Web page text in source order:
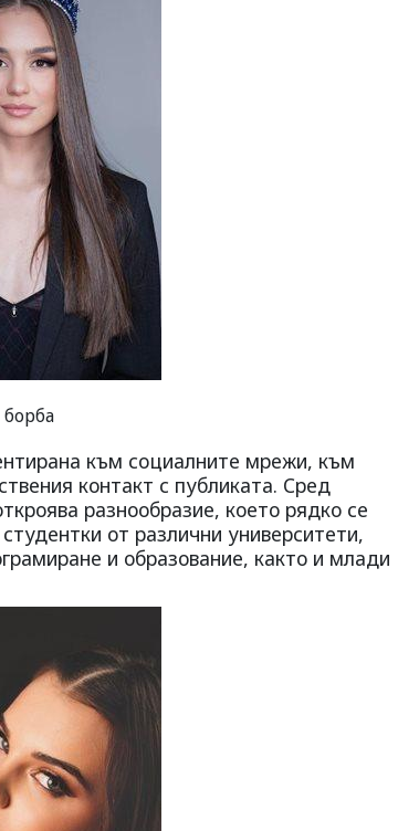
към социалните мрежи, към
контакт с публиката. Сред
разнообразие, което рядко се
от различни университети,
и образование, както и млади